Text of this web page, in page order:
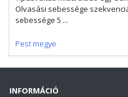
Olvasási sebessége
sebessége 5 ...
Pest megye
INFORMÁCIÓ